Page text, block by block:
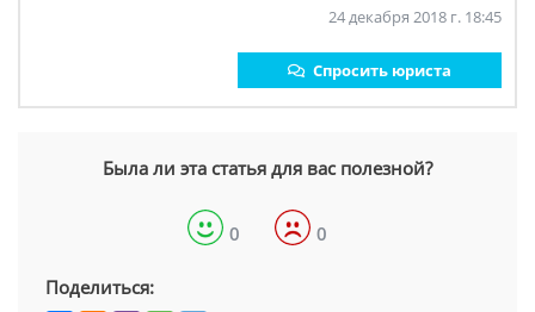
24 декабря 2018 г. 18:45
Спросить юриста
Была ли эта статья для вас полезной?
0 0
Поделиться: